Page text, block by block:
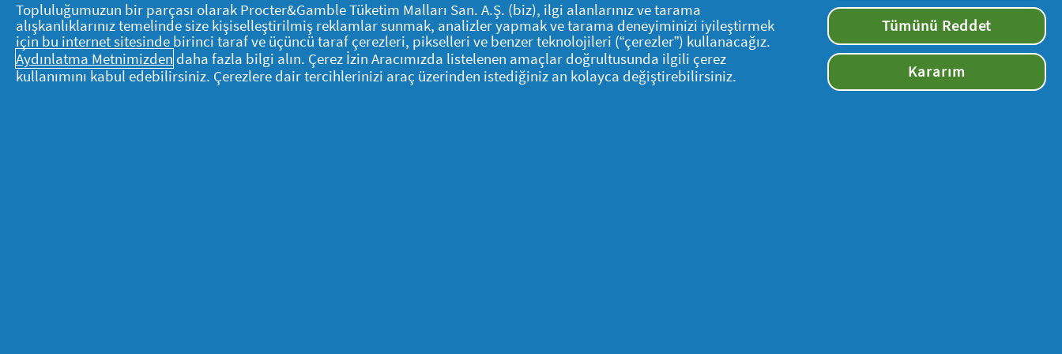
22. İşbu kampanya katılım koşulları, başka bir yarışma, çekiliş, kampanya, ikramiye ya da kampanya için kullanılamaz. Bu kampanya, Milli
Piyango İdaresi’nce düzenlenen yarışma, çekiliş, ikramiye ya da kampanyalar kapsamı dışındadır.
Topluluğumuzun bir parçası olarak Procter&Gamble Tüketim Malları San. A.Ş. (biz), ilgi alanlarınız ve tarama
alışkanlıklarınız temelinde size kişiselleştirilmiş reklamlar sunmak, analizler yapmak ve tarama deneyiminizi iyileştirmek
için bu internet sitesinde birinci taraf ve üçüncü taraf çerezleri, pikselleri ve benzer teknolojileri (“çerezler”) kullanacağız.
Aydınlatma Metnimizden daha fazla bilgi alın. Çerez İzin Aracımızda listelenen amaçlar doğrultusunda ilgili çerez
kullanımını kabul edebilirsiniz. Çerezlere dair tercihlerinizi araç üzerinden istediğiniz an kolayca değiştirebilirsiniz.
Tümünü Reddet
Kararım